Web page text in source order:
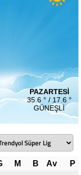
PAZARTESI
35.6 ° / 17.6 °
GÜNEŞLI
M B Av
P